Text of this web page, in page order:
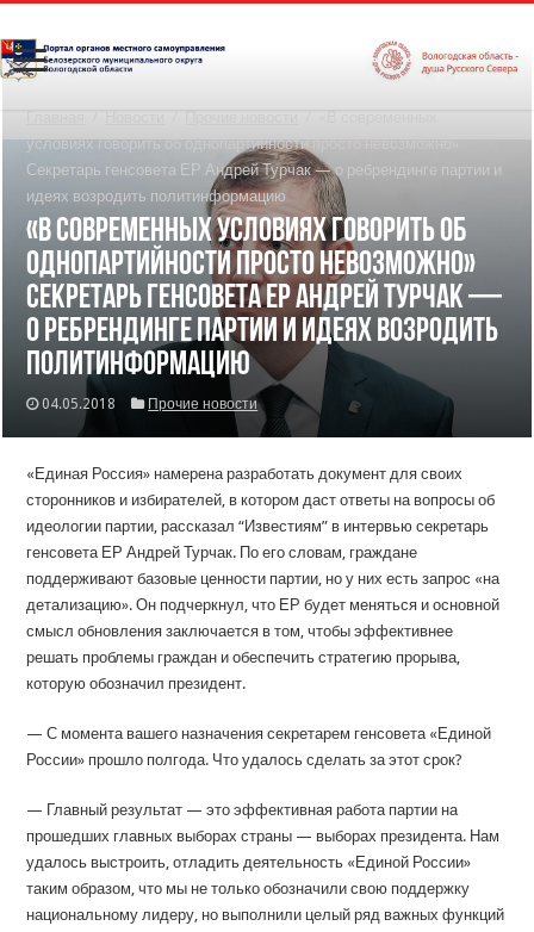
условиях говорить об однопартийности просто невозможно»
Секретарь генсовета ЕР Андрей Турчак — о ребрендинге партии и
идеях возродить политинформацию
«В современных условиях говорить об
однопартийности просто невозможно»
Секретарь генсовета ЕР Андрей Турчак —
о ребрендинге партии и идеях возродить
политинформацию
04.05.2018 Прочие новости
«Единая Россия» намерена разработать документ для своих
сторонников и избирателей, в котором даст ответы на вопросы об
идеологии партии, рассказал “Известиям” в интервью секретарь
генсовета ЕР Андрей Турчак. По его словам, граждане
поддерживают базовые ценности партии, но у них есть запрос «на
детализацию». Он подчеркнул, что ЕР будет меняться и основной
смысл обновления заключается в том, чтобы эффективнее
решать проблемы граждан и обеспечить стратегию прорыва,
которую обозначил президент.
— С момента вашего назначения секретарем генсовета «Единой
России» прошло полгода. Что удалось сделать за этот срок?
— Главный результат — это эффективная работа партии на
прошедших главных выборах страны — выборах президента. Нам
удалось выстроить, отладить деятельность «Единой России»
таким образом, что мы не только обозначили свою поддержку
национальному лидеру, но выполнили целый ряд важных функций